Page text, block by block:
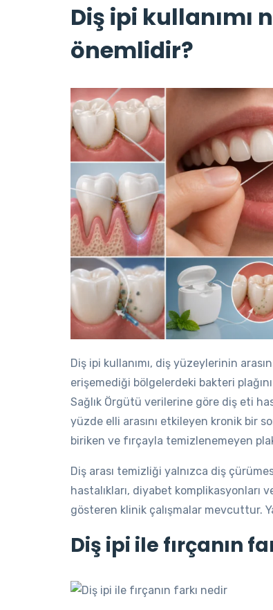
Diş ipi kullanımı
önemlidir?
Diş ipi kullanımı, diş yüzeylerinin
erişemediği bölgelerdeki bakteri
Sağlık Örgütü verilerine göre diş eti
yüzde elli arasını etkileyen kronik bir
biriken ve fırçayla temizlenemeyen
Diş arası temizliği yalnızca diş
hastalıkları, diyabet
gösteren klinik çalışmalar mevcuttur.
Diş ipi ile fırçanın